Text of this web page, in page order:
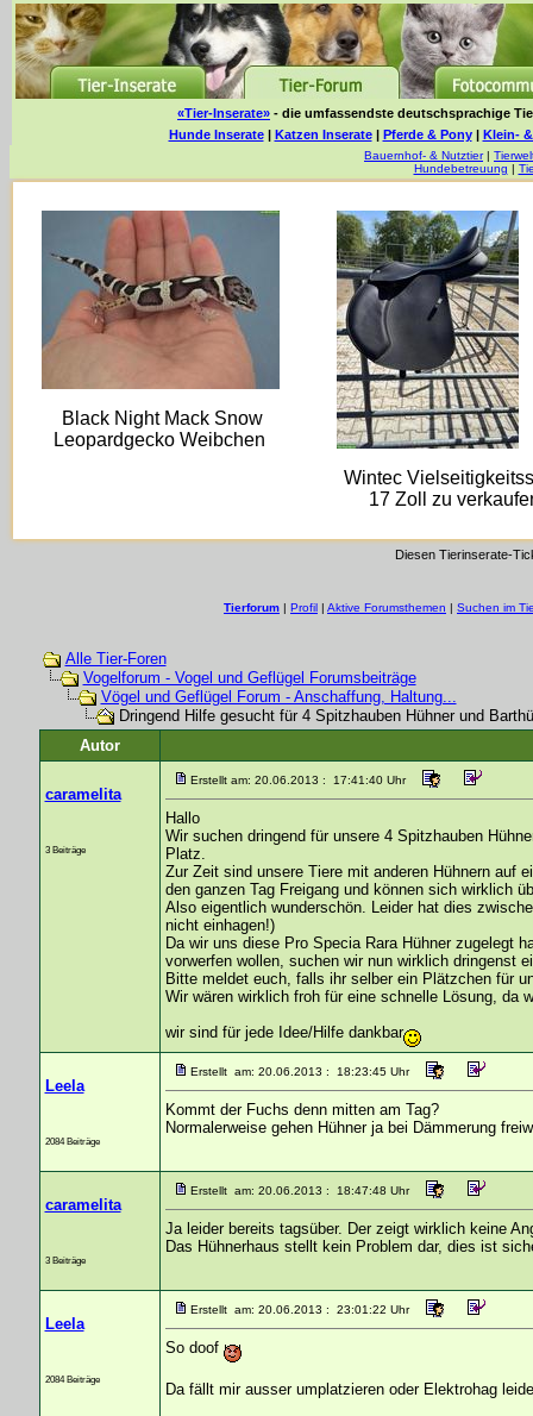
«Tier-Inserate» - die umfassendste deutschsprachige
Hunde Inserate| Katzen Inserate| Pferde & Pony| Klein-
Bauernhof- & Nutztier|
Hundebetreuung |
Black Night Mack Snow
Leopardgecko Weibchen
Wintec
17 Zoll zu
Diesen Tierinserate-
Tierforum | Profil | Aktive Forumsthemen | Suchen im
Alle Tier-Foren
Vogelforum - Vogel und Geflügel Forumsbeiträge
Vögel und Geflügel Forum - Anschaffung, Haltung...
Dringend Hilfe gesucht für 4 Spitzhauben Hühner und
Autor
caramelita
3 Beiträge
Erstellt am: 20.06.2013 : 17:41:40 Uhr
Hallo
Wir suchen dringend für unsere 4 Spitzhauben
Platz.
Zur Zeit sind unsere Tiere mit anderen Hühnern auf
den ganzen Tag Freigang und können sich wirklich
Also eigentlich wunderschön. Leider hat dies
nicht einhagen!)
Da wir uns diese Pro Specia Rara Hühner zugelegt
vorwerfen wollen, suchen wir nun wirklich dringenst
Bitte meldet euch, falls ihr selber ein Plätzchen für
Wir wären wirklich froh für eine schnelle Lösung, da
wir sind für jede Idee/Hilfe dankbar
Leela
2084 Beiträge
Erstellt am: 20.06.2013 : 18:23:45 Uhr
Kommt der Fuchs denn mitten am Tag?
Normalerweise gehen Hühner ja bei Dämmerung
caramelita
3 Beiträge
Erstellt am: 20.06.2013 : 18:47:48 Uhr
Ja leider bereits tagsüber. Der zeigt wirklich keine
Das Hühnerhaus stellt kein Problem dar, dies ist
Leela
2084 Beiträge
Erstellt am: 20.06.2013 : 23:01:22 Uhr
So doof
Da fällt mir ausser umplatzieren oder Elektrohag